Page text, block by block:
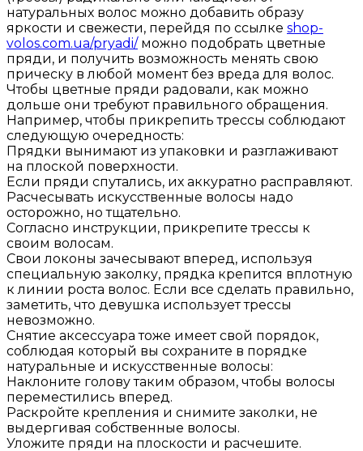
натуральных волос можно добавить образу
яркости и свежести, перейдя по ссылке shop-
volos.com.ua/pryadi/можно подобрать цветные
пряди, и получить возможность менять свою
прическу в любой момент без вреда для волос.
Чтобы цветные пряди радовали, как можно
дольше они требуют правильного обращения.
Например, чтобы прикрепить трессы соблюдают
следующую очередность:
Прядки вынимают из упаковки и разглаживают
на плоской поверхности.
Если пряди спутались, их аккуратно расправляют.
Расчесывать искусственные волосы надо
осторожно, но тщательно.
Согласно инструкции, прикрепите трессы к
своим волосам.
Свои локоны зачесывают вперед, используя
специальную заколку, прядка крепится вплотную
к линии роста волос. Если все сделать правильно,
заметить, что девушка использует трессы
невозможно.
Снятие аксессуара тоже имеет свой порядок,
соблюдая который вы сохраните в порядке
натуральные и искусственные волосы:
Наклоните голову таким образом, чтобы волосы
переместились вперед.
Раскройте крепления и снимите заколки, не
выдергивая собственные волосы.
Уложите пряди на плоскости и расчешите.